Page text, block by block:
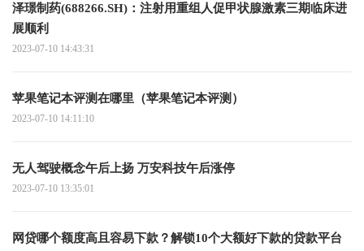
泽璟制药(688266.SH)：注射用重组人促甲状腺激素三期临床进
展顺利
2023-07-10 14:43:31
苹果笔记本评测在哪里（苹果笔记本评测）
2023-07-10 14:11:10
无人驾驶概念午后上扬 万安科技午后涨停
2023-07-10 13:35:01
网贷哪个额度高且容易下款？解锁10个大额好下款的贷款平台